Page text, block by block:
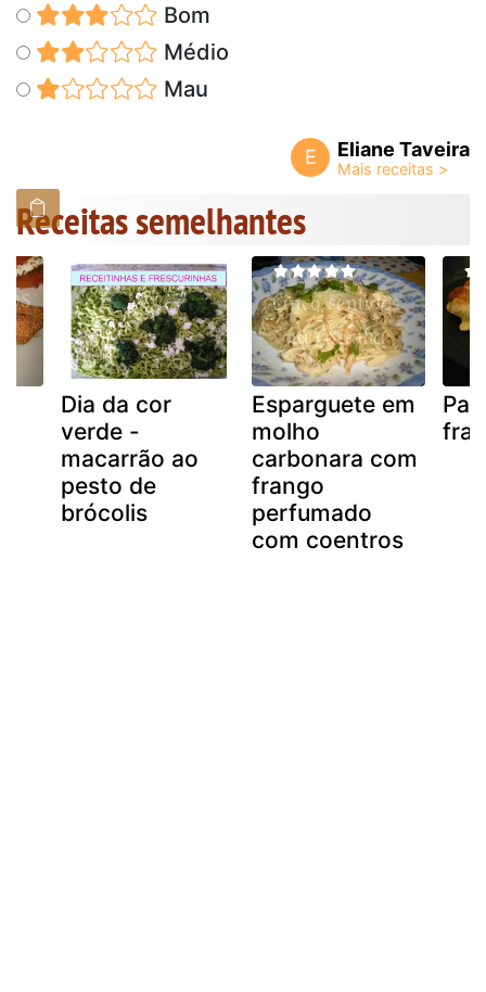
Bom
Médio
Mau
E Eliane Taveira
Receitas semelhantes
Dia da cor
verde -
macarrão ao
pesto de
brócolis
Esparguete em
molho
carbonara com
frango
perfumado
com coentros